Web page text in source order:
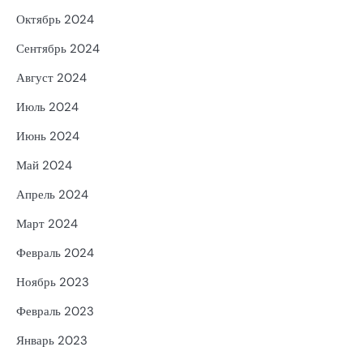
Октябрь 2024
Сентябрь 2024
Август 2024
Июль 2024
Июнь 2024
Май 2024
Апрель 2024
Март 2024
Февраль 2024
Ноябрь 2023
Февраль 2023
Январь 2023